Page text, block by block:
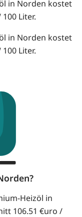
in Norden kostet
Liter.
in Norden kostet
Liter.
Heizöl in
106.51 €uro /